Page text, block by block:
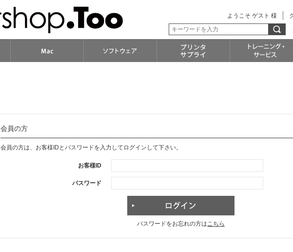
ようこそ ゲスト 様
会員の方
会員の方は、お客様IDとパスワードを入力してログインして下さい。
お客様ID
パスワード
パスワードをお忘れの方はこちら